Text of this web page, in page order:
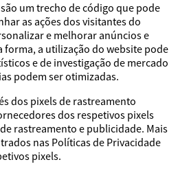
um trecho de código que pode
as ações dos visitantes do
e melhorar anúncios e
forma, a utilização do website pode
e de investigação de mercado
podem ser otimizadas.
dos pixels de rastreamento
dos respetivos pixels
rastreamento e publicidade. Mais
nas Políticas de Privacidade
pixels.